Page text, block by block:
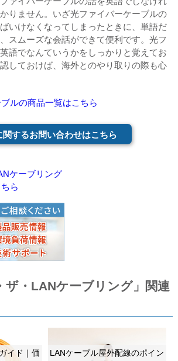
りません。いざ光ファイバーケーブルの
いけなくなってしまったときに、単語だ
スムーズな会話ができて便利です。光フ
語でなんていうかをしっかりと覚えてお
しておけば、海外とのやり取りの際も心
ルの商品一覧はこちら
関するお問い合わせはこちら
ケーブリング
ら
ザ・LANケーブリング」関連
イド｜価
LANケーブル屋外配線のポイン